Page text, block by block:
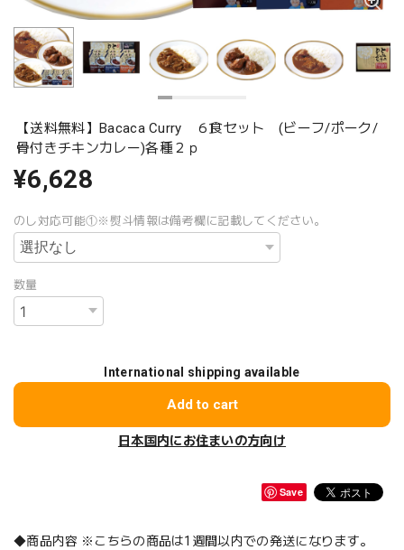
【送料無料】Bacaca Curry ６食セット (ビーフ/ポーク/
骨付きチキンカレー)各種２ｐ
¥6,628
のし対応可能①※熨斗情報は備考欄に記載してください。
数量
International shipping available
Add to cart
日本国内にお住まいの方向け
Save
◆商品内容 ※こちらの商品は1週間以内での発送になります。